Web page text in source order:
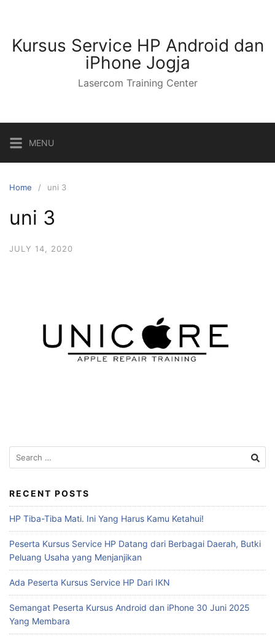
Kursus Service HP Android dan
iPhone Jogja
Lasercom Training Center
MENU
Home uni 3
uni 3
JULY 14, 2020
RECENT POSTS
HP Tiba-Tiba Mati. Ini Yang Harus Kamu Ketahui!
Peserta Kursus Service HP Datang dari Berbagai Daerah, Butki
Peluang Usaha yang Menjanjikan
Ada Peserta Kursus Service HP Dari IKN
Semangat Peserta Kursus Android dan iPhone 30 Juni 2025
Yang Membara